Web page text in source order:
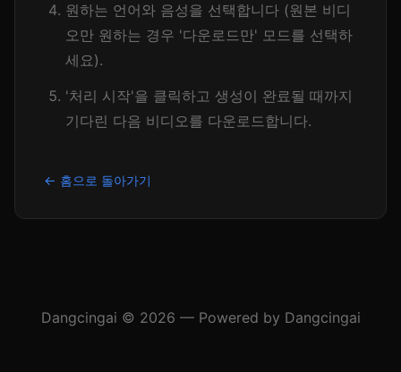
원하는 언어와 음성을 선택합니다 (원본 비디
오만 원하는 경우 '다운로드만' 모드를 선택하
세요).
'처리 시작'을 클릭하고 생성이 완료될 때까지
기다린 다음 비디오를 다운로드합니다.
← 홈으로 돌아가기
Dangcingai © 2026 — Powered by Dangcingai